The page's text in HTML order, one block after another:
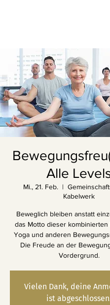
Alle
Mi., 21. Feb.
  |
Kabelwerk
Beweglich bleiben anstatt
das Motto dieser kombinierten
Yoga und anderen
Die Freude an der
Vordergrund.
Vielen Dank, deine
ist